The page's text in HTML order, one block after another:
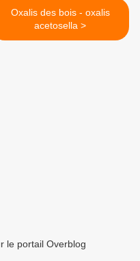
Oxalis des bois - oxalis
acetosella >
le portail Overblog